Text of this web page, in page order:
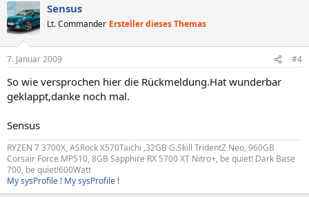
Sensus
Lt. Commander Ersteller dieses Themas
7. Januar 2009 #4
So wie versprochen hier die Rückmeldung.Hat wunderbar
geklappt,danke noch mal.
Sensus
RYZEN 7 3700X, ASRock X570Taichi ,32GB G.Skill TridentZ Neo, 960GB
Corsair Force MP510, 8GB Sapphire RX 5700 XT Nitro+, be quiet! Dark Base
700, be quiet!600Watt
My sysProfile ! My sysProfile !